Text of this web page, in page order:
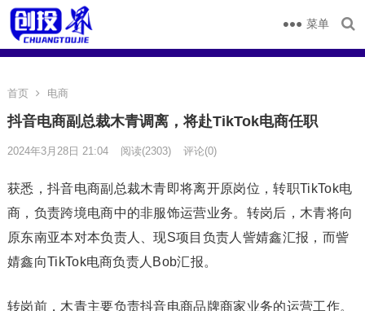
菜单
首页 电商
抖音电商副总裁木青调离，将赴TikTok电商任职
2024年3月28日 21:04 阅读(2303) 评论(0)
获悉，抖音电商副总裁木青即将离开原岗位，转职TikTok电
商，负责跨境电商中的非服饰运营业务。转岗后，木青将向
原东南亚本对本负责人、现S项目负责人訾婧鑫汇报，而訾
婧鑫向TikTok电商负责人Bob汇报。
转岗前，木青主要负责抖音电商品牌商家业务的运营工作。